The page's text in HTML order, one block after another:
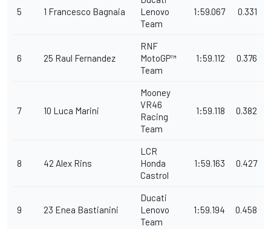
5 1 Francesco Bagnaia
Lenovo
Team
1:59.067 0.331
6 25 Raul Fernandez
RNF
MotoGP™
Team
1:59.112 0.376
7 10 Luca Marini
Mooney
VR46
Racing
Team
1:59.118 0.382
8 42 Alex Rins
LCR
Honda
Castrol
1:59.163 0.427
9 23 Enea Bastianini
Ducati
Lenovo
Team
1:59.194 0.458